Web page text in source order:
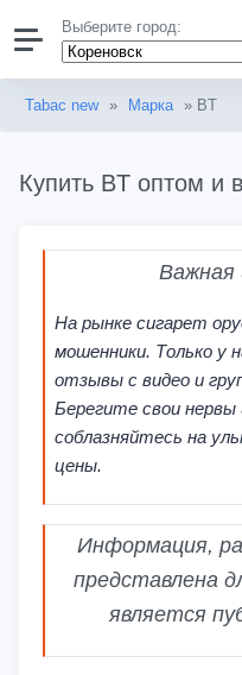
Выберите город:
Tabac new » Марка » BT
Купить BT оптом и
Важная
На рынке сигарет
мошенники. Только у
отзывы с видео и
Берегите свои нервы
соблазняйтесь на
цены.
Информация,
представлена
является